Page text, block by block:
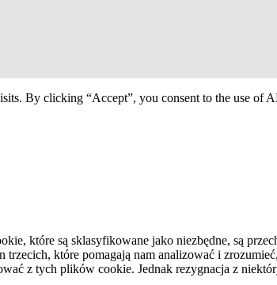
By clicking “Accept”, you consent to the use of
które są sklasyfikowane jako niezbędne, są
które pomagają nam analizować i
z tych plików cookie. Jednak rezygnacja z